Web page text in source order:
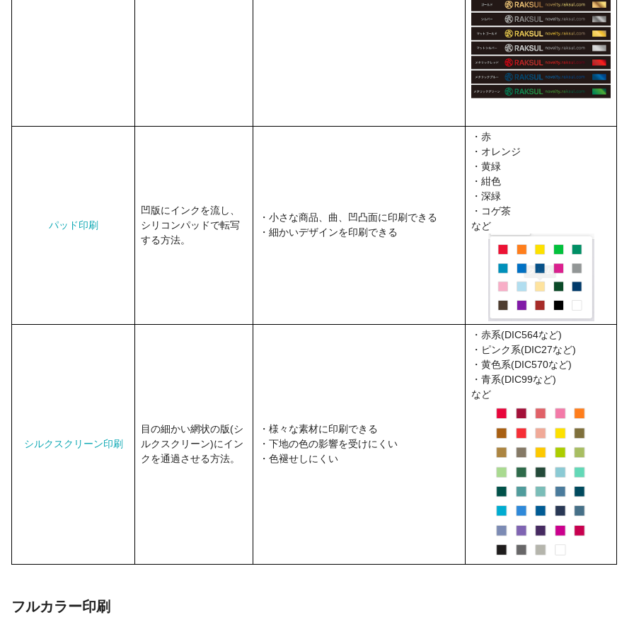
パッド印刷
凹版にインクを流し、
シリコンパッドで転写
する方法。
・小さな商品、曲、凹凸面に印刷できる
・細かいデザインを印刷できる
・赤
・オレンジ
・黄緑
・紺色
・深緑
・コゲ茶
など
シルクスクリーン印刷
目の細かい網状の版(シ
ルクスクリーン)にイン
クを通過させる方法。
・様々な素材に印刷できる
・下地の色の影響を受けにくい
・色褪せしにくい
・赤系(DIC564など)
・ピンク系(DIC27など)
・黄色系(DIC570など)
・青系(DIC99など)
など
フルカラー印刷